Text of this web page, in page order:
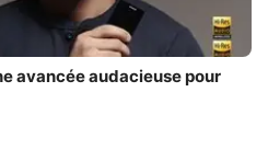
avancée audacieuse pour